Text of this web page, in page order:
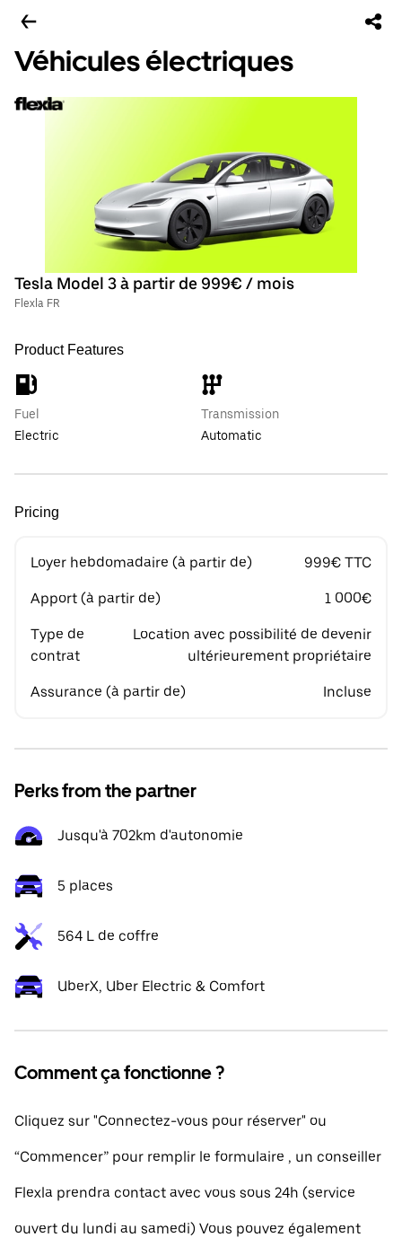
Véhicules électriques
Tesla Model 3 à partir de 999€ / mois
Flexla FR
Product Features
Fuel
Electric
Transmission
Automatic
Pricing
Loyer hebdomadaire (à partir de) 999€ TTC
Apport (à partir de) 1 000€
Type de
contrat
Location avec possibilité de devenir
ultérieurement propriétaire
Assurance (à partir de) Incluse
Perks from the partner
Jusqu'à 702km d'autonomie
5 places
564 L de coffre
UberX, Uber Electric & Comfort
Comment ça fonctionne ?
Cliquez sur "Connectez-vous pour réserver" ou
“Commencer” pour remplir le formulaire , un conseiller
Flexla prendra contact avec vous sous 24h (service
ouvert du lundi au samedi) Vous pouvez également